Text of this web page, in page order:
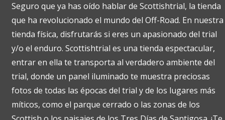
Seguro que ya has oído hablar de Scottishtrial, la tienda
que ha revolucionado el mundo del Off-Road. En nuestra
tienda física, disfrutarás si eres un apasionado del trial
y/o el enduro. Scottishtrial es una tienda espectacular,
entrar en ella te transporta al verdadero ambiente del
trial, donde un panel iluminado te muestra preciosas
fotos de todas las épocas del trial y de los lugares más
míticos, como el parque cerrado o las zonas de los